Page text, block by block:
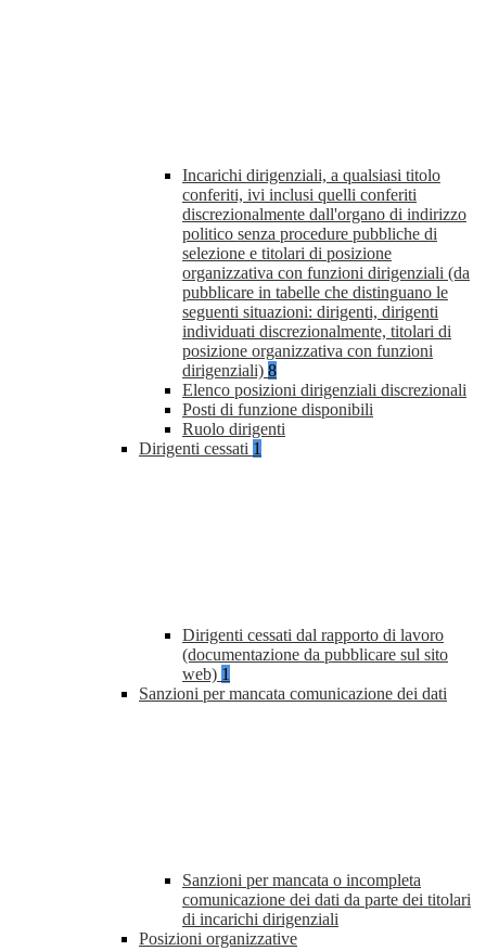
Incarichi dirigenziali, a qualsiasi titolo
conferiti, ivi inclusi quelli conferiti
discrezionalmente dall'organo di indirizzo
politico senza procedure pubbliche di
selezione e titolari di posizione
organizzativa con funzioni dirigenziali (da
pubblicare in tabelle che distinguano le
seguenti situazioni: dirigenti, dirigenti
individuati discrezionalmente, titolari di
posizione organizzativa con funzioni
dirigenziali) 8
Elenco posizioni dirigenziali discrezionali
Posti di funzione disponibili
Ruolo dirigenti
Dirigenti cessati 1
Dirigenti cessati dal rapporto di lavoro
(documentazione da pubblicare sul sito
web) 1
Sanzioni per mancata comunicazione dei dati
Sanzioni per mancata o incompleta
comunicazione dei dati da parte dei titolari
di incarichi dirigenziali
Posizioni organizzative